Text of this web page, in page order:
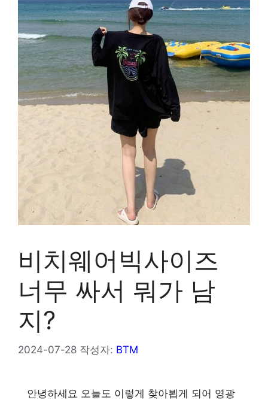
비치웨어빅사이즈
너무 싸서 뭐가 남
지?
2024-07-28 작성자: BTM
안녕하세요 오늘도 이렇게 찾아뵙게 되어 영광